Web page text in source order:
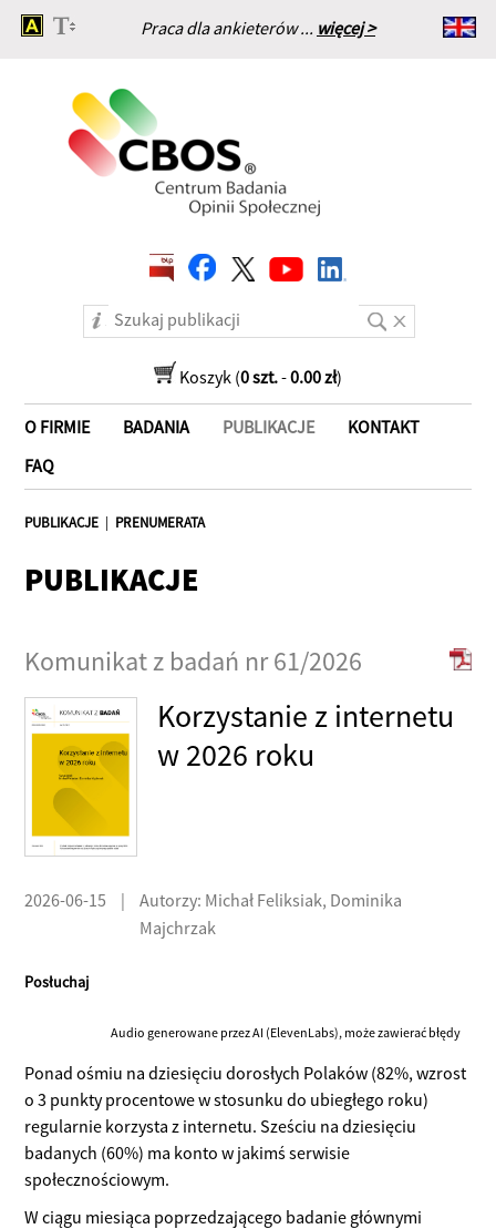
Praca dla ankieterów ... więcej >
Strona główna
Koszyk (0 szt.-0.00 zł)
O FIRMIE BADANIA PUBLIKACJE
KONTAKT
FAQ
PUBLIKACJE | PRENUMERATA
PUBLIKACJE
Komunikat z badań nr 61/2026
Korzystanie z internetu
w 2026 roku
2026-06-15 |
Autorzy: Michał Feliksiak, Dominika
Majchrzak
Posłuchaj
Audio generowane przez AI (ElevenLabs), może zawierać błędy
Ponad ośmiu na dziesięciu dorosłych Polaków (82%, wzrost
o 3 punkty procentowe w stosunku do ubiegłego roku)
regularnie korzysta z internetu. Sześciu na dziesięciu
badanych (60%) ma konto w jakimś serwisie
społecznościowym.
W ciągu miesiąca poprzedzającego badanie głównymi